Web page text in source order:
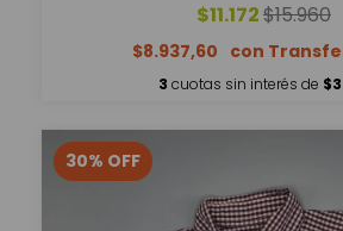
$11.172$15.960
$8.937,60
3 cuotas sin interés de
30% OFF